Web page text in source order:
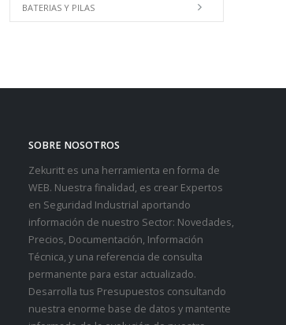
BATERIAS Y PILAS
SOBRE NOSOTROS
Zekuritt es una herramienta en forma de
WEB. Nuestra finalidad, es crear Expertos
en Seguridad Industrial aportando
información de nuestro Sector: Novedades,
Precios, Documentación, Información
Técnica, y una referencia de consulta
permanente para estar actualizado.
Desarrolla tus Presupuestos consultando
nuestra enorme base de datos y mantente